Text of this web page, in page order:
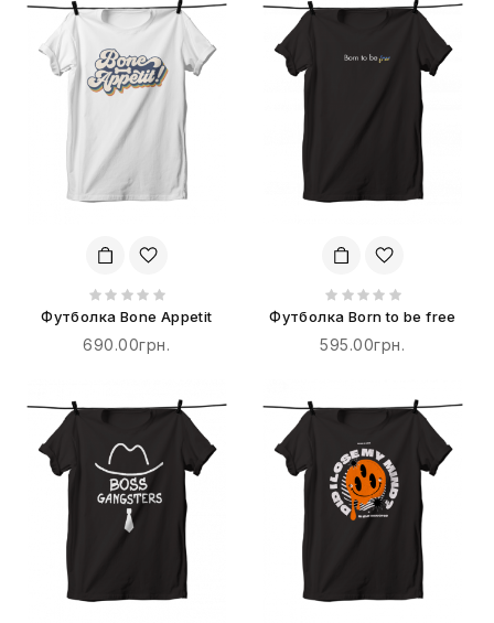
Футболка Bone Appetit
690.00грн.
Футболка Born to be free
595.00грн.